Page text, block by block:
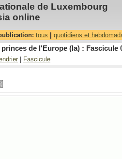
de Luxembourg
online
tous quotidiens et
de l'Europe (la) : Fascicule
Fascicule